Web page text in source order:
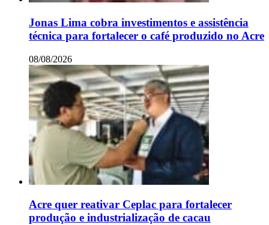
Jonas Lima cobra investimentos e assistência
técnica para fortalecer o café produzido no Acre
08/08/2026
Acre quer reativar Ceplac para fortalecer
produção e industrialização de cacau